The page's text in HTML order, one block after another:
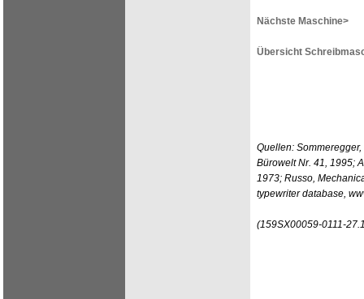
Nächste Maschine>
Übersicht
Quellen:
Bürowelt Nr. 41, 1995;
1973; Russo,
typewriter database,
(159SX00059-0111-